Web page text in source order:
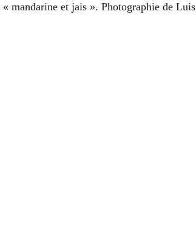
mandarine et jais ». Photographie de